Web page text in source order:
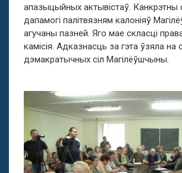
апазыцыйных актывістаў. Канкрэтны
дапамогі палітвязням калоніяў
агучаны пазней. Яго мае скласці
камісія. Адказнасць за гэта ўзяла на
дэмакратычных сіл Магілёўшчыны.